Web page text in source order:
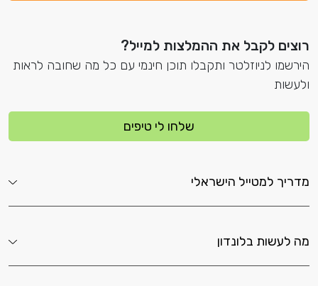
רוצים לקבל את ההמלצות למייל?
הירשמו לניוזלטר ותקבלו תוכן חינמי עם כל מה שחובה לראות
ולעשות
שלחו לי טיפים
מדריך למטייל הישראלי
מה לעשות בלונדון